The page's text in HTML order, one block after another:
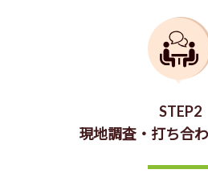
STEP2
現地調査・打ち合わ